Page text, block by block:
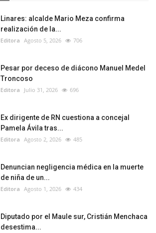
Linares: alcalde Mario Meza confirma
realización de la...
Editora Agosto 5, 2026 706
Pesar por deceso de diácono Manuel Medel
Troncoso
Editora Julio 31, 2026 696
Ex dirigente de RN cuestiona a concejal
Pamela Ávila tras...
Editora Agosto 2, 2026 485
Denuncian negligencia médica en la muerte
de niña de un...
Editora Agosto 1, 2026 434
Diputado por el Maule sur, Cristián Menchaca
desestima...